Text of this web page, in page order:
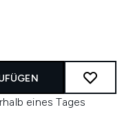
eines Tages